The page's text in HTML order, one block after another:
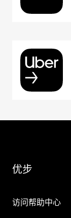
优步
访问帮助中心